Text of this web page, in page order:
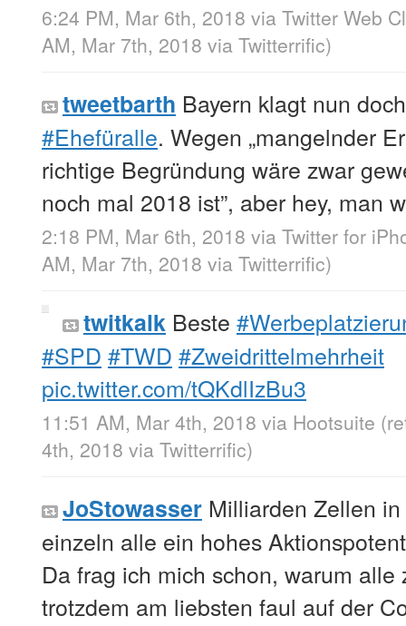
6:24 PM, Mar 6th, 2018 via Twitter Web
AM, Mar 7th, 2018 via Twitterrific)
tweetbarth Bayern klagt nun
#Ehefüralle. Wegen „mangelnder
richtige Begründung wäre zwar
noch mal 2018 ist”, aber hey, man
2:18 PM, Mar 6th, 2018 via Twitter for
AM, Mar 7th, 2018 via Twitterrific)
twitkalk Beste
#SPD #TWD #Zweidrittelmehrheit
pic.twitter.com/tQKdlIzBu3
11:51 AM, Mar 4th, 2018 via Hootsuite
4th, 2018 via Twitterrific)
JoStowasser Milliarden Zellen
einzeln alle ein hohes
Da frag ich mich schon, warum alle
trotzdem am liebsten faul auf der